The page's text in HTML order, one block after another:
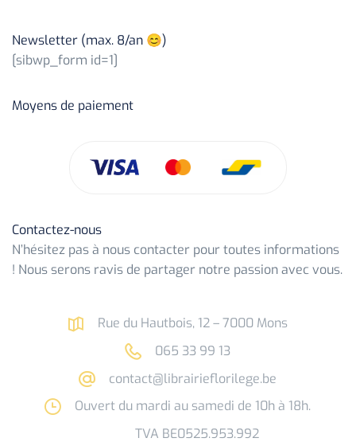
Newsletter (max. 8/an 😊)
[sibwp_form id=1]
Moyens de paiement
Contactez-nous
N’hésitez pas à nous contacter pour toutes informations
! Nous serons ravis de partager notre passion avec vous.
Rue du Hautbois, 12 – 7000 Mons
065 33 99 13
contact@librairieflorilege.be
Ouvert du mardi au samedi de 10h à 18h.
TVA BE0525.953.992